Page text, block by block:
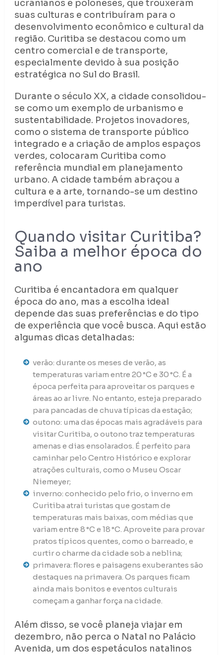
ucranianos e poloneses, que trouxeram
suas culturas e contribuíram para o
desenvolvimento econômico e cultural da
região. Curitiba se destacou como um
centro comercial e de transporte,
especialmente devido à sua posição
estratégica no Sul do Brasil.
Durante o século XX, a cidade consolidou-
se como um exemplo de urbanismo e
sustentabilidade. Projetos inovadores,
como o sistema de transporte público
integrado e a criação de amplos espaços
verdes, colocaram Curitiba como
referência mundial em planejamento
urbano. A cidade também abraçou a
cultura e a arte, tornando-se um destino
imperdível para turistas.
Quando visitar Curitiba?
Saiba a melhor época do
ano
Curitiba é encantadora em qualquer
época do ano, mas a escolha ideal
depende das suas preferências e do tipo
de experiência que você busca. Aqui estão
algumas dicas detalhadas:
verão: durante os meses de verão, as
temperaturas variam entre 20 °C e 30 °C. É a
época perfeita para aproveitar os parques e
áreas ao ar livre. No entanto, esteja preparado
para pancadas de chuva típicas da estação;
outono: uma das épocas mais agradáveis para
visitar Curitiba, o outono traz temperaturas
amenas e dias ensolarados. É perfeito para
caminhar pelo Centro Histórico e explorar
atrações culturais, como o Museu Oscar
Niemeyer;
inverno: conhecido pelo frio, o inverno em
Curitiba atrai turistas que gostam de
temperaturas mais baixas, com médias que
variam entre 8 °C e 18 °C. Aproveite para provar
pratos típicos quentes, como o barreado, e
curtir o charme da cidade sob a neblina;
primavera: flores e paisagens exuberantes são
destaques na primavera. Os parques ficam
ainda mais bonitos e eventos culturais
começam a ganhar força na cidade.
Além disso, se você planeja viajar em
dezembro, não perca o Natal no Palácio
Avenida, um dos espetáculos natalinos